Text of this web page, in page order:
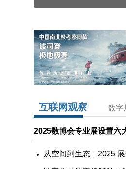
互联网观察 数字
从空间到生态：2025